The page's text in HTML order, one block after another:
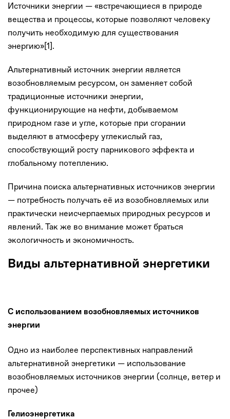
Источники энергии — «встречающиеся в природе
вещества и процессы, которые позволяют человеку
получить необходимую для существования
энергию»[1].
Альтернативный источник энергии является
возобновляемым ресурсом, он заменяет собой
традиционные источники энергии,
функционирующие на нефти, добываемом
природном газе и угле, которые при сгорании
выделяют в атмосферу углекислый газ,
способствующий росту парникового эффекта и
глобальному потеплению.
Причина поиска альтернативных источников энергии
— потребность получать её из возобновляемых или
практически неисчерпаемых природных ресурсов и
явлений. Так же во внимание может браться
экологичность и экономичность.
Виды альтернативной энергетики
С использованием возобновляемых источников
энергии
Одно из наиболее перспективных направлений
альтернативной энергетики — использование
возобновляемых источников энергии (солнце, ветер и
прочее)
Гелиоэнергетика